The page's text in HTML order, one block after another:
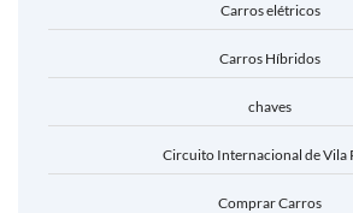
Carros elétricos
Carros Híbridos
chaves
Circuito Internacional de Vila
Comprar Carros